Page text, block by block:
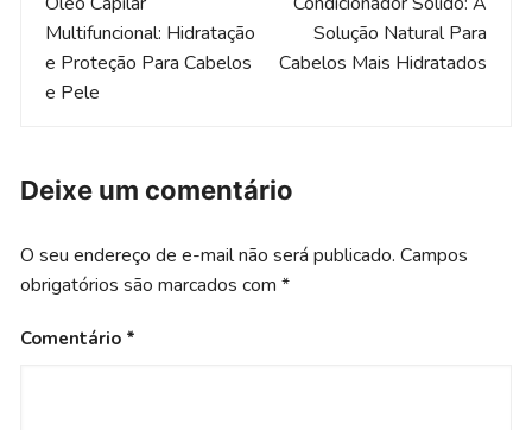
de
post
Multifuncional: Hidratação
e Proteção Para Cabelos
e Pele
Solução Natural Para
Cabelos Mais Hidratados
Deixe um comentário
O seu endereço de e-mail não será publicado. Campos
obrigatórios são marcados com*
Comentário *